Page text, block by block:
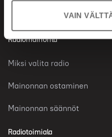
VAIN
Radiomainonta
Miksi valita radio
Mainonnan ostaminen
Mainonnan säännöt
Radiotoimiala